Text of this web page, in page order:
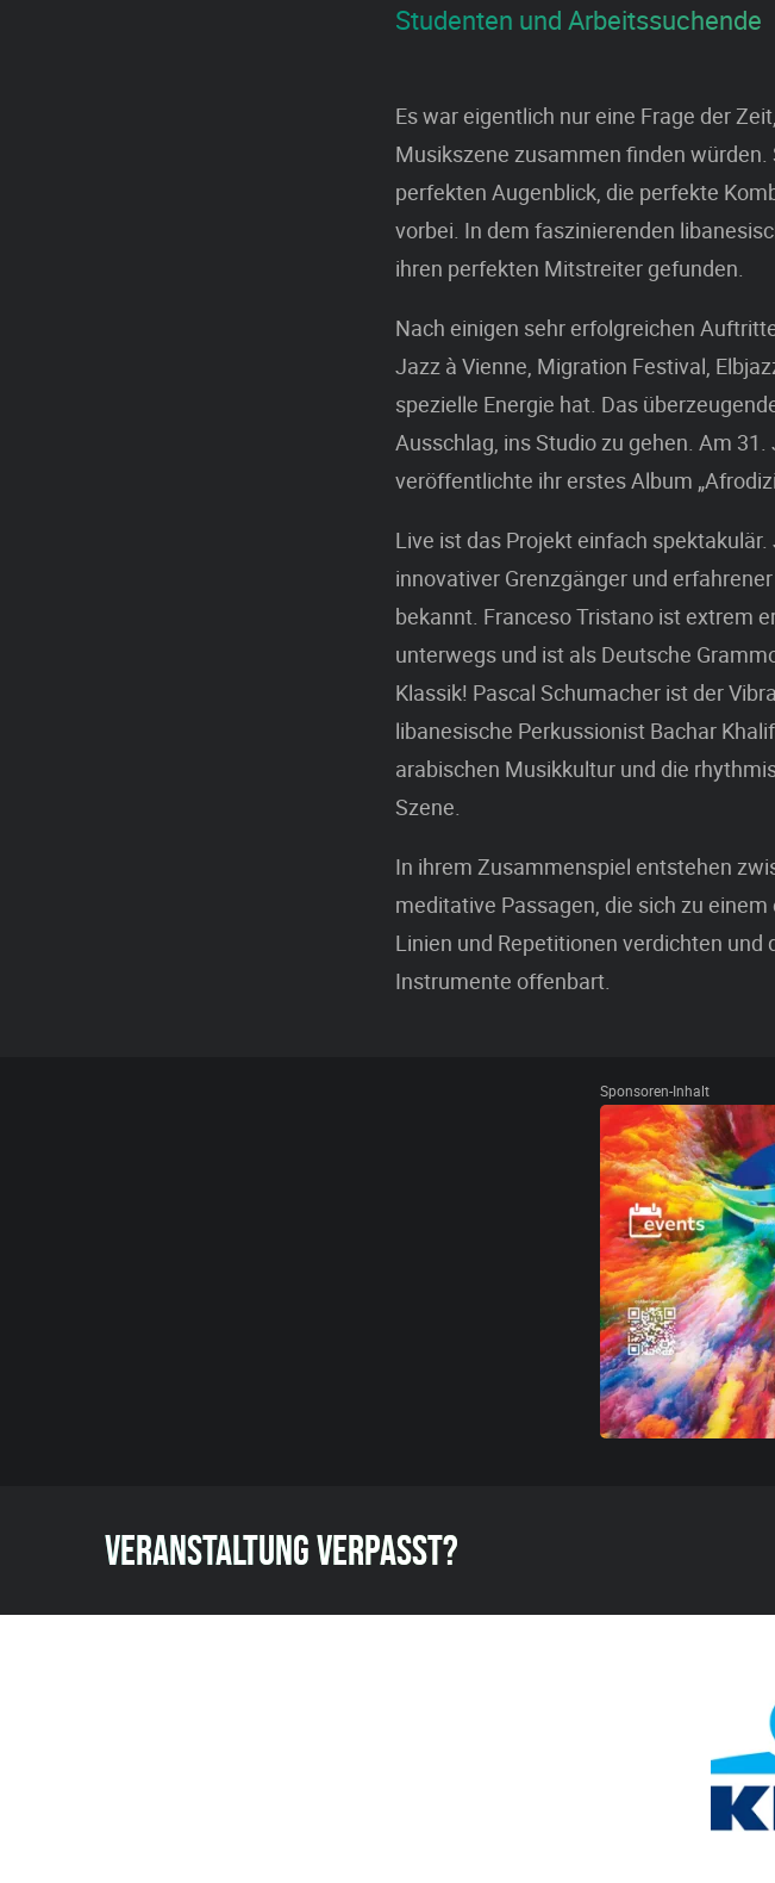
Studenten und Arbeitssuchende
Es war eigentlich nur eine Frage der
Musikszene zusammen finden
perfekten Augenblick, die perfekte
vorbei. In dem faszinierenden
ihren perfekten Mitstreiter gefunden.
Nach einigen sehr erfolgreichen
Jazz à Vienne, Migration Festival,
spezielle Energie hat. Das
Ausschlag, ins Studio zu gehen. Am
veröffentlichte ihr erstes Album
Live ist das Projekt einfach
innovativer Grenzgänger und
bekannt. Franceso Tristano ist extrem
unterwegs und ist als Deutsche
Klassik! Pascal Schumacher ist der
libanesische Perkussionist Bachar
arabischen Musikkultur und die
Szene.
In ihrem Zusammenspiel entstehen
meditative Passagen, die sich zu
Linien und Repetitionen verdichten
Instrumente offenbart.
Sponsoren-Inhalt
VERANSTALTUNG VERPASST?